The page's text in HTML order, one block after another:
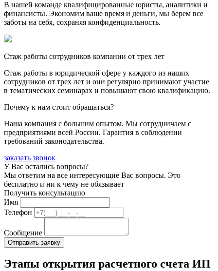
В нашей команде квалифицированные юристы, аналитики и
финансисты. Экономим ваше время и деньги, мы берем все
заботы на себя, сохраняя конфиденциальность.
Стаж работы сотрудников компании от трех лет
Стаж работы в юридической сфере у каждого из наших
сотрудников от трех лет и они регулярно принимают участие
в тематических семинарах и повышают свою квалификацию.
Почему к нам стоит обращаться?
Наша компания с большим опытом. Мы сотрудничаем с
предприятиями всей России. Гарантия в соблюдении
требований законодательства.
заказать звонок
У Вас остались вопросы?
Мы ответим на все интересующие Вас вопросы. Это
бесплатно и ни к чему не обязывает
Получить консультацию
Имя
Телефон
Сообщение
Этапы открытия расчетного счета ИП